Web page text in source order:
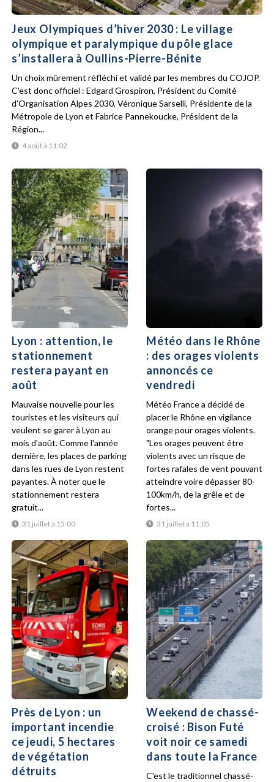
Jeux Olympiques d’hiver 2030 : Le village
olympique et paralympique du pôle glace
s’installera à Oullins-Pierre-Bénite
4 août à 11:02
Un choix mûrement réfléchi et validé par les membres du COJOP.
C'est donc officiel : Edgard Grospiron, Président du Comité
d'Organisation Alpes 2030, Véronique Sarselli, Présidente de la
Métropole de Lyon et Fabrice Pannekoucke, Président de la
Région...
Lyon : attention, le
stationnement
restera payant en
août
31 juillet à 15:00
Mauvaise nouvelle pour les
touristes et les visiteurs qui
veulent se garer à Lyon au
mois d'août. Comme l'année
dernière, les places de parking
dans les rues de Lyon restent
payantes. À noter que le
stationnement restera
gratuit...
Météo dans le Rhône
: des orages violents
annoncés ce
vendredi
31 juillet à 11:05
Météo France a décidé de
placer le Rhône en vigilance
orange pour orages violents.
"Les orages peuvent être
violents avec un risque de
fortes rafales de vent pouvant
atteindre voire dépasser 80-
100km/h, de la grêle et de
fortes...
Près de Lyon : un
important incendie
ce jeudi, 5 hectares
de végétation
détruits
Weekend de chassé-
croisé : Bison Futé
voit noir ce samedi
dans toute la France
C'est le traditionnel chassé-